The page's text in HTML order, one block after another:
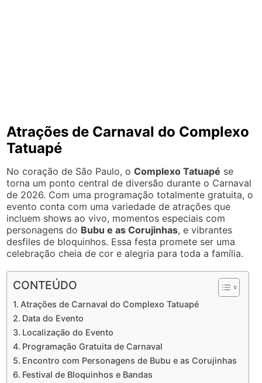
Atrações de Carnaval do Complexo
Tatuapé
No coração de São Paulo, oComplexo Tatuapé se
torna um ponto central de diversão durante o Carnaval
de 2026. Com uma programação totalmente gratuita, o
evento conta com uma variedade de atrações que
incluem shows ao vivo, momentos especiais com
personagens do Bubu e as Corujinhas, e vibrantes
desfiles de bloquinhos. Essa festa promete ser uma
celebração cheia de cor e alegria para toda a família.
CONTEÚDO
Atrações de Carnaval do Complexo Tatuapé
Data do Evento
Localização do Evento
Programação Gratuita de Carnaval
Encontro com Personagens de Bubu e as Corujinhas
Festival de Bloquinhos e Bandas